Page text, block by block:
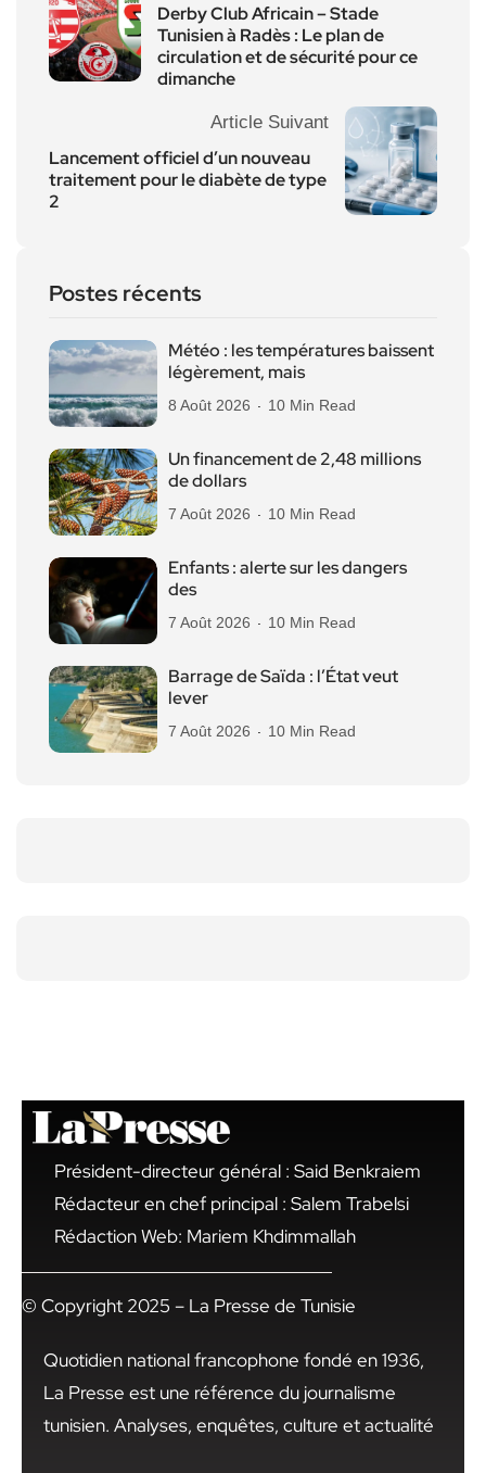
Derby Club Africain – Stade
Tunisien à Radès : Le plan de
circulation et de sécurité pour ce
dimanche
Article Suivant
Lancement officiel d’un nouveau
traitement pour le diabète de type
2
Postes récents
Météo : les températures baissent
légèrement, mais
8 Août 2026 10 Min Read
Un financement de 2,48 millions
de dollars
7 Août 2026 10 Min Read
Enfants : alerte sur les dangers
des
7 Août 2026 10 Min Read
Barrage de Saïda : l’État veut
lever
7 Août 2026 10 Min Read
Président-directeur général : Said Benkraiem
Rédacteur en chef principal : Salem Trabelsi
Rédaction Web: Mariem Khdimmallah
© Copyright 2025 – La Presse de Tunisie
Quotidien national francophone fondé en 1936,
La Presse est une référence du journalisme
tunisien. Analyses, enquêtes, culture et actualité